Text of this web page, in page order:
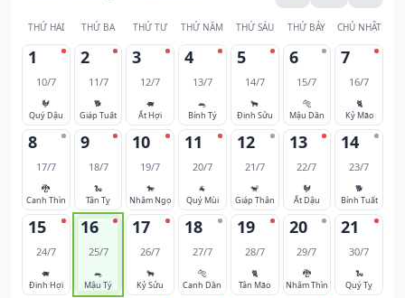
THỨ HAI THỨ BA THỨ TƯ THỨ NĂM THỨ SÁU THỨ BẢY CHỦ NHẬT
1
10/7
🐓
Quý Dậu
2
11/7
🐕
Giáp Tuất
3
12/7
🐖
Ất Hợi
4
13/7
🐀
Bính Tý
5
14/7
🐂
Đinh Sửu
6
15/7
🐅
Mậu Dần
7
16/7
🐈
Kỷ Mão
8
17/7
🐉
Canh Thìn
9
18/7
🐍
Tân Tỵ
10
19/7
🐎
Nhâm Ngọ
11
20/7
🐐
Quý Mùi
12
21/7
🐒
Giáp Thân
13
22/7
🐓
Ất Dậu
14
23/7
🐕
Bính Tuất
15
24/7
🐖
Đinh Hợi
16
25/7
🐀
Mậu Tý
17
26/7
🐂
Kỷ Sửu
18
27/7
🐅
Canh Dần
19
28/7
🐈
Tân Mão
20
29/7
🐉
Nhâm Thìn
21
30/7
🐍
Quý Tỵ